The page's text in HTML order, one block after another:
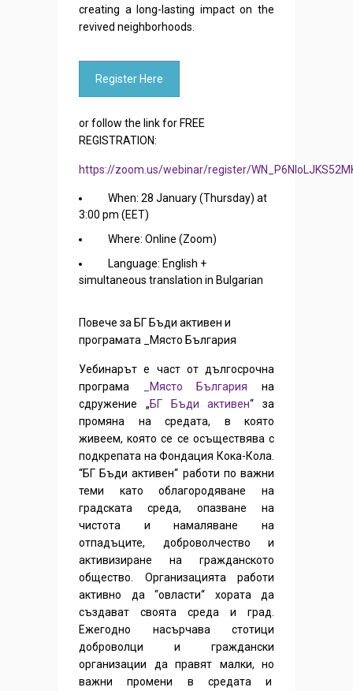
creating a long-lasting impact on the
revived neighborhoods.
Register Here
or follow the link for FREE
REGISTRATION:
https://zoom.us/webinar/register/
When: 28 January (Thursday) at
3:00 pm (EET)
Where: Online (Zoom)
Language: English +
simultaneous translation in Bulgarian
Повече за БГ Бъди активен и
програмата _Място България
Уебинарът е част от дългосрочна
програма
_Място България на
сдружение „БГ Бъди активен“ за
промяна на средата, в която
живеем, която се се осъществява с
подкрепата на Фондация Кока-Кола.
“БГ Бъди активен“ работи по важни
теми като облагородяване на
градската среда, опазване на
чистота и намаляване на
отпадъците, доброволчество и
активизиране на гражданското
общество. Организацията работи
активно да “овласти“ хората да
създават своята среда и град.
Ежегодно насърчава стотици
доброволци и граждански
организации да правят малки, но
важни промени в средата и